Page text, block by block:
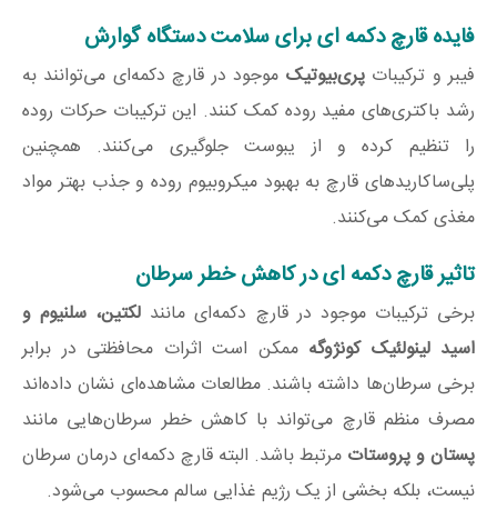
فایده قارچ دکمه‌ ای برای سلامت دستگاه گوارش
فیبر و ترکیباتپری‌بیوتیک موجود در قارچ دکمه‌ای می‌توانند به
رشد باکتری‌های مفید روده کمک کنند. این ترکیبات حرکات روده
را تنظیم کرده و از یبوست جلوگیری می‌کنند. همچنین
پلی‌ساکاریدهای قارچ به بهبود میکروبیوم روده و جذب بهتر مواد
مغذی کمک می‌کنند.
تاثیر قارچ دکمه‌ ای در کاهش خطر سرطان
برخی ترکیبات موجود در قارچ دکمه‌ای مانند لکتین، سلنیوم و
اسید لینولئیک کونژوگه ممکن است اثرات محافظتی در برابر
برخی سرطان‌ها داشته باشند. مطالعات مشاهده‌ای نشان داده‌اند
مصرف منظم قارچ می‌تواند با کاهش خطر سرطان‌هایی مانند
پستان و پروستات مرتبط باشد. البته قارچ دکمه‌ای درمان سرطان
نیست، بلکه بخشی از یک رژیم غذایی سالم محسوب می‌شود.